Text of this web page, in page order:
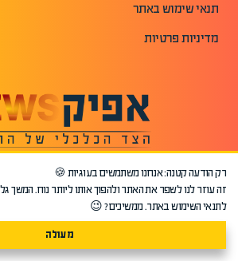
תנאי שימוש באתר
מדיניות פרטיות
רק הודעה קטנה: אנחנו משתמשים בעוגיות 🍪
זה עוזר לנו לשפר את האתר ולהפוך אותו ליותר נוח. המשך
לתנאי השימוש באתר. ממשיכים? 😉
מעולה